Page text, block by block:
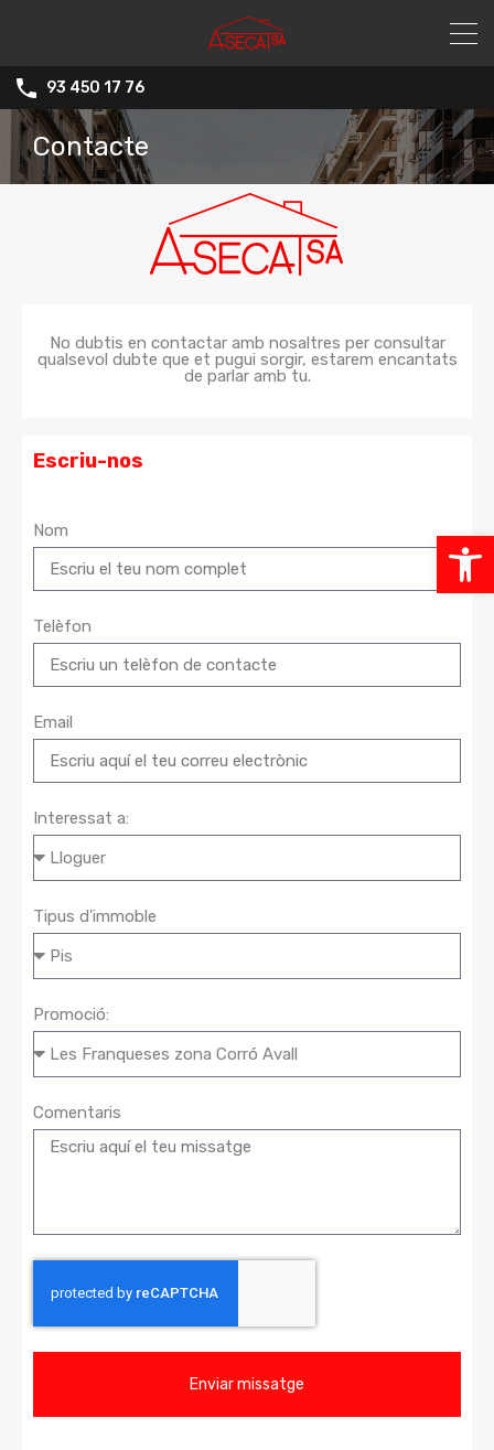
93 450 17 76
Contacte
No dubtis en contactar amb nosaltres per consultar
qualsevol dubte que et pugui sorgir, estarem encantats
de parlar amb tu.
Escriu-nos
Nom
Telèfon
Email
Interessat a:
Tipus d'immoble
Promoció:
Comentaris
Enviar missatge